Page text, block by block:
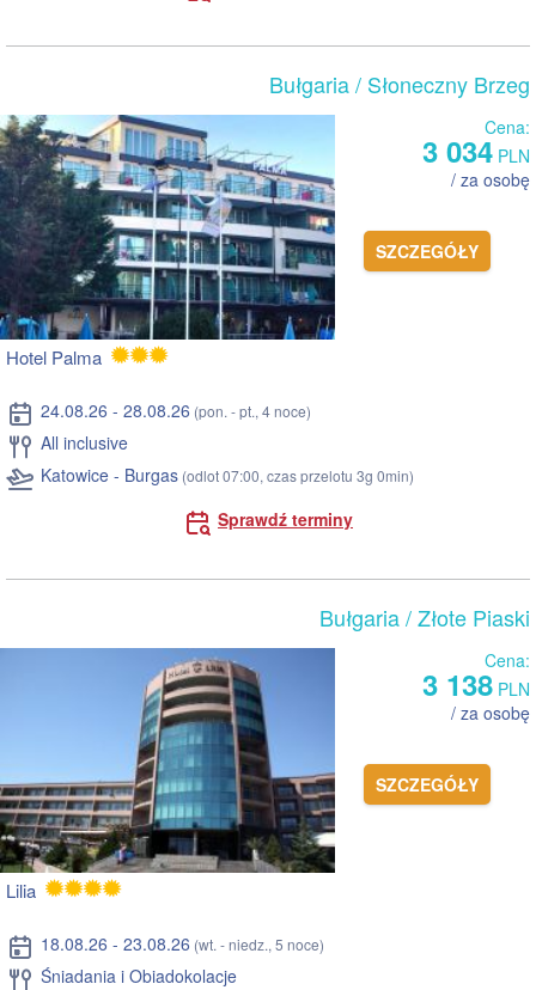
Bułgaria/ Słoneczny Brzeg
Cena:
3 034 PLN
/ za osobę
SZCZEGÓŁY
Hotel Palma
24.08.26 - 28.08.26 (pon. - pt., 4 noce)
All inclusive
Katowice - Burgas (odlot 07:00, czas przelotu 3g 0min)
Sprawdź terminy
Bułgaria/ Złote Piaski
Cena:
3 138 PLN
/ za osobę
SZCZEGÓŁY
Lilia
18.08.26 - 23.08.26 (wt. - niedz., 5 noce)
Śniadania i Obiadokolacje